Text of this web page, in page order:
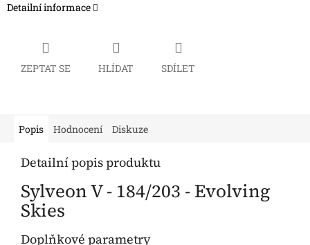
Detailní informace
ZEPTAT SE HLÍDAT SDÍLET
Popis Hodnocení Diskuze
Detailní popis produktu
Sylveon V - 184/203 - Evolving
Skies
Doplňkové parametry